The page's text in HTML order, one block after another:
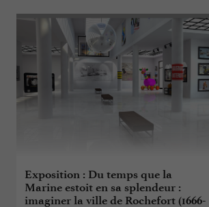
Exposition : Du temps que la
Marine estoit en sa splendeur :
imaginer la ville de Rochefort (1666-